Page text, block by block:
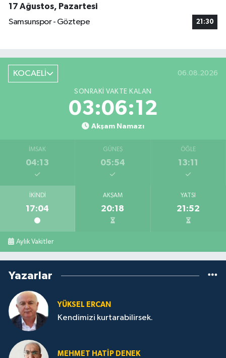
17 Ağustos, Pazartesi
Samsunspor - Göztepe
21:30
KOCAELİ 06.08.2026
SONRAKI VAKTE KALAN
03:06:11
Akşam Namazı
İMSAK
04:13
GÜNEŞ
05:54
ÖĞLE
13:11
İKINDI
17:04
AKŞAM
20:18
YATSI
21:52
Aylık Vakitler
Yazarlar
YÜKSEL ERCAN
Kendimizi kurtarabilirsek.
MEHMET HATİP DENEK